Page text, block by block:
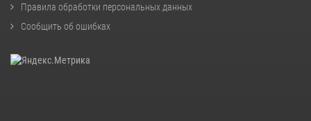
Правила обработки персональных данных
Сообщить об ошибках